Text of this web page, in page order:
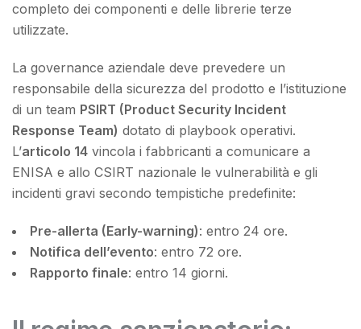
completo dei componenti e delle librerie terze
utilizzate.
La governance aziendale deve prevedere un
responsabile della sicurezza del prodotto e l’istituzione
di un team PSIRT (Product Security Incident
Response Team) dotato di playbook operativi.
L’articolo 14 vincola i fabbricanti a comunicare a
ENISA e allo CSIRT nazionale le vulnerabilità e gli
incidenti gravi secondo tempistiche predefinite:
Pre-allerta (Early-warning): entro 24 ore.
Notifica dell’evento: entro 72 ore.
Rapporto finale: entro 14 giorni.